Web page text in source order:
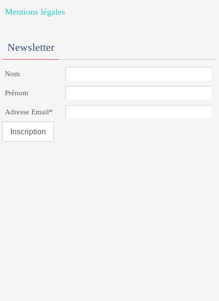
Mentions légales
Newsletter
Nom
Prénom
Adresse Email*